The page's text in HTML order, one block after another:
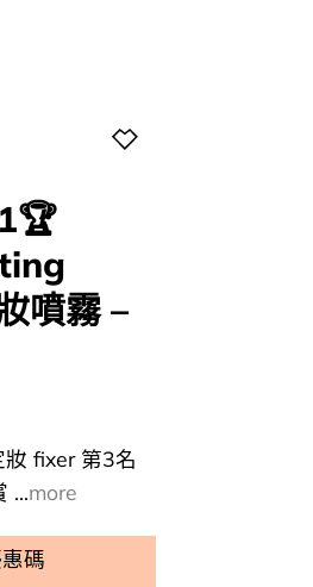
噴霧 –
fixer 第3名
...more
碼